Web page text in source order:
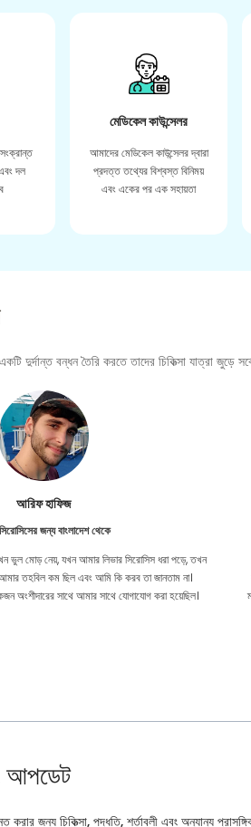
দল
মেডিকেল কাউন্সেলর
আমাদের মেডিকেল কাউন্সেলর দ্বারা
প্রদত্ত তথ্যের বিশ্বস্ত বিনিময়
এবং একের পর এক সহায়তা
দুর্দান্ত বন্ধন তৈরি করতে তাদের চিকিত্সা যাত্রা জুড়ে
আরিফ হাফিজ
জন্য বাংলাদেশ থেকে
ভুল মোড় নেয়, যখন আমার লিভার সিরোসিস ধরা পড়ে, তখন
তহবিল কম ছিল এবং আমি কি করব তা জানতাম না।
সাথে আমার সাথে যোগাযোগ করা হয়েছিল।
আপডেট
জন্য চিকিত্সা, পদ্ধতি, শর্তাবলী এবং অন্যান্য